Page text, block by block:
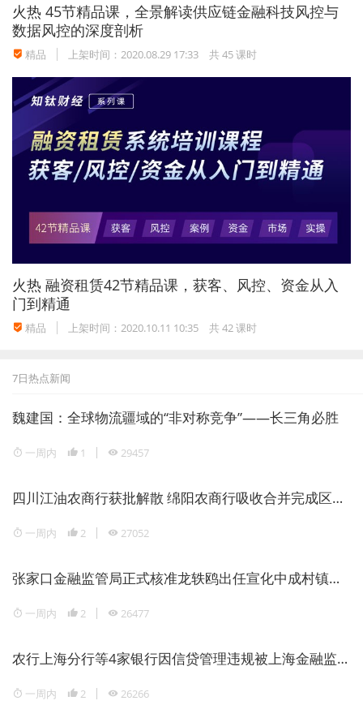
火热 45节精品课，全景解读供应链金融科技风控与
数据风控的深度剖析
精品 上架时间：2020.08.29 17:33 共 45 课时
火热 融资租赁42节精品课，获客、风控、资金从入
门到精通
精品 上架时间：2020.10.11 10:35 共 42 课时
7日热点新闻
魏建国：全球物流疆域的“非对称竞争”——长三角必胜
一周内 1 29457
四川江油农商行获批解散 绵阳农商行吸收合并完成区域银行整合
一周内 2 27052
张家口金融监管局正式核准龙轶鸥出任宣化中成村镇银行董事长
一周内 2 26477
农行上海分行等4家银行因信贷管理违规被上海金融监管局重罚1946万元
一周内 2 26266